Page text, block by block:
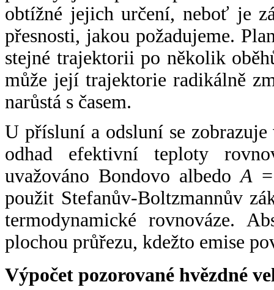
obtížné jejich určení, neboť je
přesnosti, jakou požadujeme.
stejné trajektorii po několik
může její trajektorie radikálně
narůstá s časem.
U přísluní a odsluní se
odhad efektivní teploty
uvažováno Bondovo albedoA
použit Stefanův-Boltzmannův
termodynamické rovnováze.
plochou průřezu, kdežto emise
Výpočet pozorované hvězdné